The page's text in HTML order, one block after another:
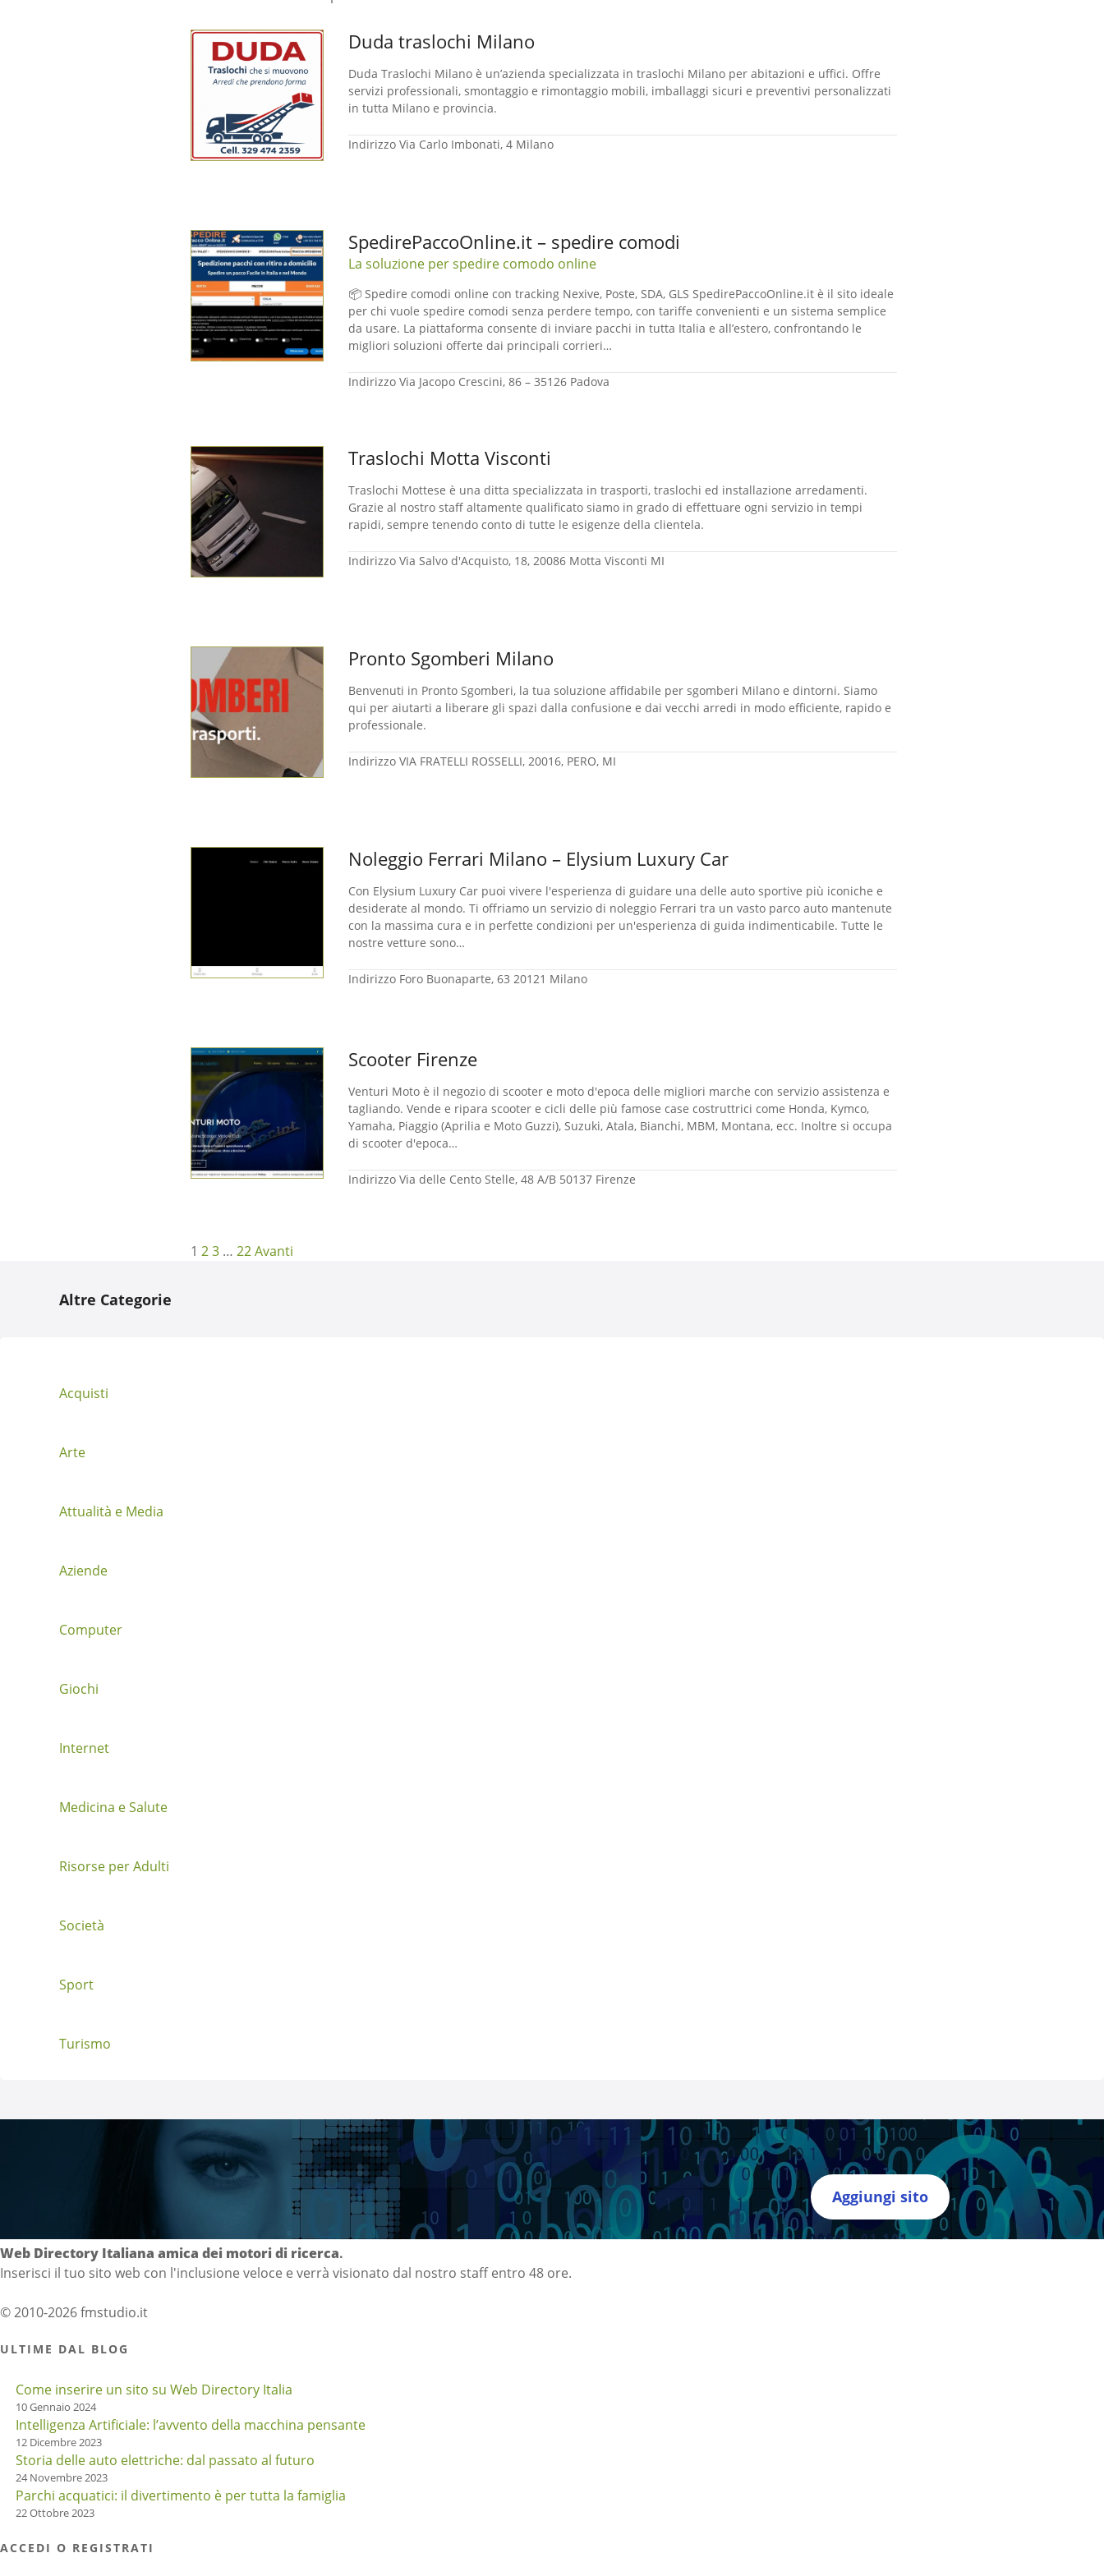
Duda traslochi Milano
Duda Traslochi Milano è un’azienda specializzata in traslochi Milano per abitazioni e uffici. Offre
servizi professionali, smontaggio e rimontaggio mobili, imballaggi sicuri e preventivi personalizzati
in tutta Milano e provincia.
Indirizzo Via Carlo Imbonati, 4 Milano
SpedirePaccoOnline.it – spedire comodi
La soluzione per spedire comodo online
📦 Spedire comodi online con tracking Nexive, Poste, SDA, GLS SpedirePaccoOnline.it è il sito ideale
per chi vuole spedire comodi senza perdere tempo, con tariffe convenienti e un sistema semplice
da usare. La piattaforma consente di inviare pacchi in tutta Italia e all’estero, confrontando le
migliori soluzioni offerte dai principali corrieri…
Indirizzo Via Jacopo Crescini, 86 – 35126 Padova
Traslochi Motta Visconti
Traslochi Mottese è una ditta specializzata in trasporti, traslochi ed installazione arredamenti.
Grazie al nostro staff altamente qualificato siamo in grado di effettuare ogni servizio in tempi
rapidi, sempre tenendo conto di tutte le esigenze della clientela.
Indirizzo Via Salvo d'Acquisto, 18, 20086 Motta Visconti MI
Pronto Sgomberi Milano
Benvenuti in Pronto Sgomberi, la tua soluzione affidabile per sgomberi Milano e dintorni. Siamo
qui per aiutarti a liberare gli spazi dalla confusione e dai vecchi arredi in modo efficiente, rapido e
professionale.
Indirizzo VIA FRATELLI ROSSELLI, 20016, PERO, MI
Noleggio Ferrari Milano – Elysium Luxury Car
Con Elysium Luxury Car puoi vivere l'esperienza di guidare una delle auto sportive più iconiche e
desiderate al mondo. Ti offriamo un servizio di noleggio Ferrari tra un vasto parco auto mantenute
con la massima cura e in perfette condizioni per un'esperienza di guida indimenticabile. Tutte le
nostre vetture sono…
Indirizzo Foro Buonaparte, 63 20121 Milano
Scooter Firenze
Venturi Moto è il negozio di scooter e moto d'epoca delle migliori marche con servizio assistenza e
tagliando. Vende e ripara scooter e cicli delle più famose case costruttrici come Honda, Kymco,
Yamaha, Piaggio (Aprilia e Moto Guzzi), Suzuki, Atala, Bianchi, MBM, Montana, ecc. Inoltre si occupa
di scooter d'epoca…
Indirizzo Via delle Cento Stelle, 48 A/B 50137 Firenze
N
1 23 … 22Avanti
Altre Categorie
Acquisti
Arte
Attualità e Media
Aziende
Computer
Giochi
Internet
Medicina e Salute
Risorse per Adulti
Società
Sport
Turismo
Aggiungi sito
Web Directory Italiana amica dei motori di ricerca.
Inserisci il tuo sito web con l'inclusione veloce e verrà visionato dal nostro staff entro 48 ore.
© 2010-2026 fmstudio.it
ULTIME DAL BLOG
Come inserire un sito su Web Directory Italia
10 Gennaio 2024
Intelligenza Artificiale: l’avvento della macchina pensante
12 Dicembre 2023
Storia delle auto elettriche: dal passato al futuro
24 Novembre 2023
Parchi acquatici: il divertimento è per tutta la famiglia
22 Ottobre 2023
ACCEDI O REGISTRATI